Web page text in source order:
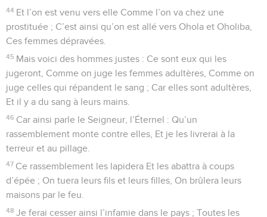
44 Et l’on est venu vers elle Comme l’on va chez une
prostituée ; C’est ainsi qu’on est allé vers Ohola et Oholiba,
Ces femmes dépravées.
45 Mais voici des hommes justes : Ce sont eux qui les
jugeront, Comme on juge les femmes adultères, Comme on
juge celles qui répandent le sang ; Car elles sont adultères,
Et il y a du sang à leurs mains.
46 Car ainsi parle le Seigneur, l’Éternel : Qu’un
rassemblement monte contre elles, Et je les livrerai à la
terreur et au pillage.
47 Ce rassemblement les lapidera Et les abattra à coups
d’épée ; On tuera leurs fils et leurs filles, On brûlera leurs
maisons par le feu.
48 Je ferai cesser ainsi l’infamie dans le pays ; Toutes les